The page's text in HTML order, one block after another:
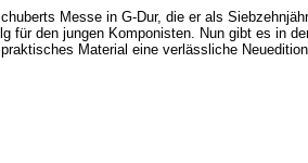
Messe in G-Dur, die er als
für den jungen Komponisten. Nun gibt es in
Material eine verlässliche